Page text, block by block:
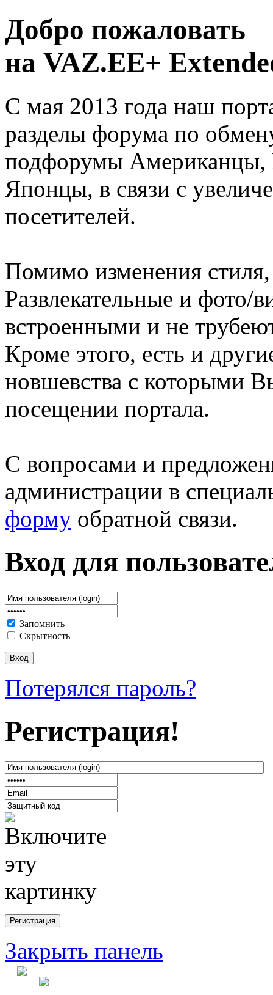
Добро пожаловать
на VAZ.EE+
С мая 2013 года наш
разделы форума по
подфорумы
Японцы, в связи с
посетителей.
Помимо изменения
Развлекательные и фото/
встроенными и не
Кроме этого, есть и
новшевства с которыми
посещении портала.
С вопросами и
администрации в
форму обратной связи.
Вход для
Запомнить
Скрытность
Потерялся пароль?
Регистрация!
Закрыть панель